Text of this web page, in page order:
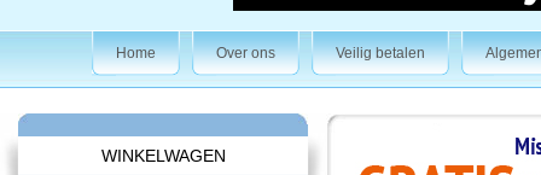
Home Over ons Veilig betalen
WINKELWAGEN